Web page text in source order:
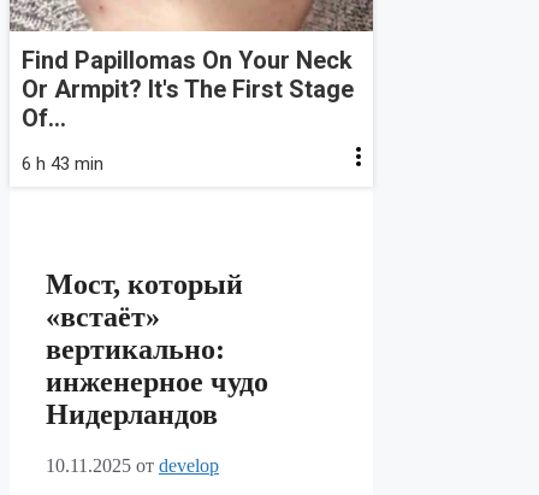
Find Papillomas On Your Neck
Or Armpit? It's The First Stage
Of...
6 h 43 min
Мост, который
«встаёт»
вертикально:
инженерное чудо
Нидерландов
10.11.2025 от develop